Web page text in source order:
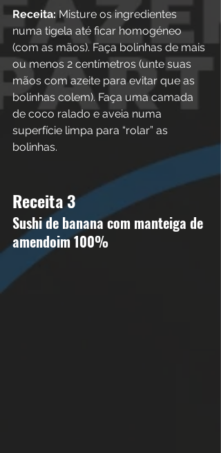
Receita: Misture os ingredientes
numa tigela até ficar homogéneo
(com as mãos). Faça bolinhas de mais
ou menos 2 centímetros (unte suas
mãos com azeite para evitar que as
bolinhas colem). Faça uma camada
de coco ralado e aveia numa
superfície limpa para “rolar” as
bolinhas.
Receita 3
Sushi de banana com manteiga de
amendoim 100%